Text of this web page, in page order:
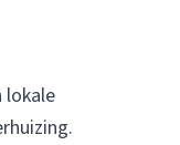
lokale